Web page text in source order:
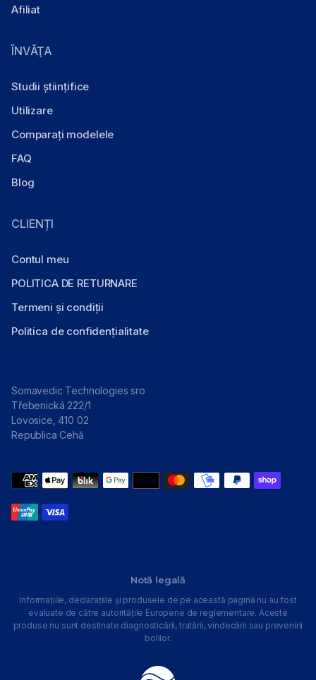
Afiliat
ÎNVĂŢA
Studii științifice
Utilizare
Comparați modelele
FAQ
Blog
CLIENȚI
Contul meu
POLITICA DE RETURNARE
Termeni și condiții
Politica de confidențialitate
Somavedic Technologies sro
Třebenická 222/1
Lovosice, 410 02
Republica Cehă
plată
Notă legală
Informațiile, declarațiile și produsele de pe această pagină nu au fost
evaluate de către autoritățile Europene de reglementare. Aceste
produse nu sunt destinate diagnosticării, tratării, vindecării sau prevenirii
bolilor.